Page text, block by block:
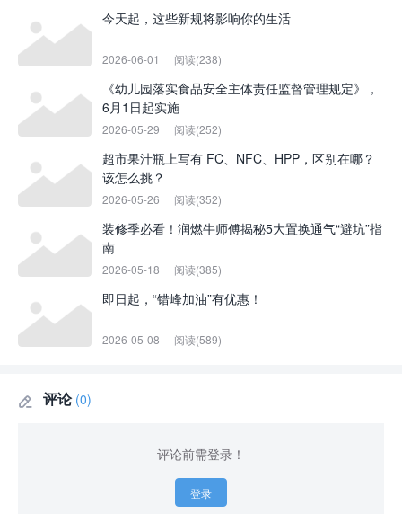
今天起，这些新规将影响你的生活
2026-06-01 阅读(238)
《幼儿园落实食品安全主体责任监督管理规定》，
6月1日起实施
2026-05-29 阅读(252)
超市果汁瓶上写有 FC、NFC、HPP，区别在哪？
该怎么挑？
2026-05-26 阅读(352)
装修季必看！润燃牛师傅揭秘5大置换通气“避坑”指
南
2026-05-18 阅读(385)
即日起，“错峰加油”有优惠！
2026-05-08 阅读(589)
 评论 (0)
评论前需登录！
登录